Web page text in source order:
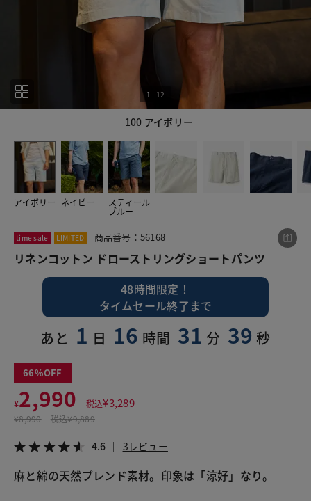
100 アイボリー
1 | 12
アイボリー ネイビー スティール
ブルー
1
time sale LIMITED 商品番号：56168
リネンコットン ドローストリングショートパンツ
48時間限定！
タイムセール終了まで
あと 1 日 16 時間 31 分 38 秒
66
¥2,990 税込¥3,289
¥8,990 税込¥9,889
4.6 3レビュー
麻と綿の天然ブレンド素材。印象は「涼好」なり。
この商品をシェアする
リネンコットン ドローストリングショートパンツ
¥2,990 税込¥3,289
4.6 3レビュー